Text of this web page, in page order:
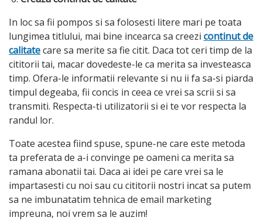
In loc sa fii pompos si sa folosesti litere mari pe toata
lungimea titlului, mai bine incearca sa creezi continut de
calitatecare sa merite sa fie citit. Daca tot ceri timp de la
cititorii tai, macar dovedeste-le ca merita sa investeasca
timp. Ofera-le informatii relevante si nu ii fa sa-si piarda
timpul degeaba, fii concis in ceea ce vrei sa scrii si sa
transmiti. Respecta-ti utilizatorii si ei te vor respecta la
randul lor.
Toate acestea fiind spuse, spune-ne care este metoda
ta preferata de a-i convinge pe oameni ca merita sa
ramana abonatii tai. Daca ai idei pe care vrei sa le
impartasesti cu noi sau cu cititorii nostri incat sa putem
sa ne imbunatatim tehnica de email marketing
impreuna, noi vrem sa le auzim!